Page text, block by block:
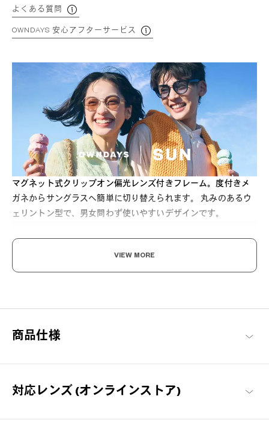
よくある質問
OWNDAYS 安心アフターサービス
マグネット式クリップオン偏光レンズ付きフレーム。度付きメ
ガネからサングラスへ簡単に切り替えられます。 丸みのあるウ
ェリントン型で、男女問わず使いやすいデザインです。
ファッションアイテムとしてはもちろん、眩しさを和らげ、紫外
VIEW MORE
商品仕様
対応レンズ (オンラインストア)